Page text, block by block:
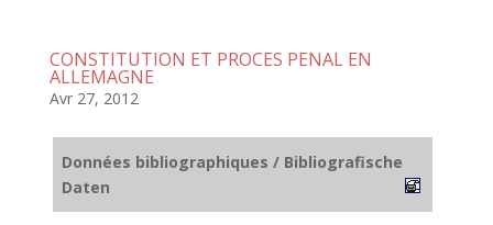
CONSTITUTION ET PROCES PENAL EN
ALLEMAGNE
Avr 27, 2012
Données bibliographiques / Bibliografische
Daten